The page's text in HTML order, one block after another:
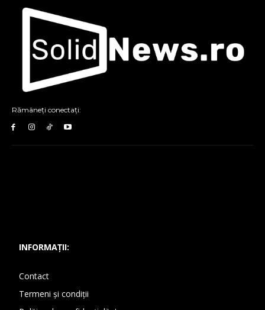
Rămâneți conectați:
INFORMAȚII:
Contact
Termeni și condiții